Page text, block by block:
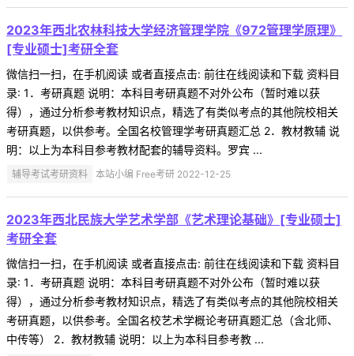
2023年西北农林科技大学经济管理学院《972管理学原理》
[专业硕士]考研全套
微信扫一扫，在手机阅读 或者直接点击: 前往在线阅读和下载 资料目
录: 1．考研真题 说明：本科目考研真题不对外公布（暂时难以获
得），通过分析参考教材知识点，精选了有类似考点的其他院校相关
考研真题，以供参考。全国名校管理学考研真题汇总 2．教材教辅 说
明：以上为本科目参考教材配套的辅导资料。罗宾 ...
辅导考试考研资料 本站小编 Free考研 2022-12-25
2023年西北民族大学艺术学部《艺术理论基础》[专业硕士]
考研全套
微信扫一扫，在手机阅读 或者直接点击: 前往在线阅读和下载 资料目
录: 1．考研真题 说明：本科目考研真题不对外公布（暂时难以获
得），通过分析参考教材知识点，精选了有类似考点的其他院校相关
考研真题，以供参考。全国名校艺术学概论考研真题汇总（含北师、
中传等） 2．教材教辅 说明：以上为本科目参考教 ...